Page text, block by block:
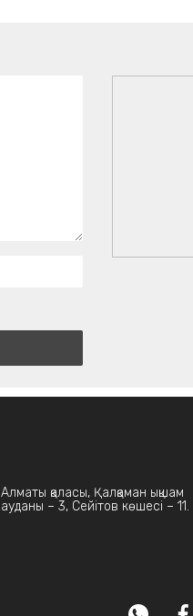
Алматы қаласы, Қалқаман ықшам
ауданы – 3, Сейітов көшесі – 11.